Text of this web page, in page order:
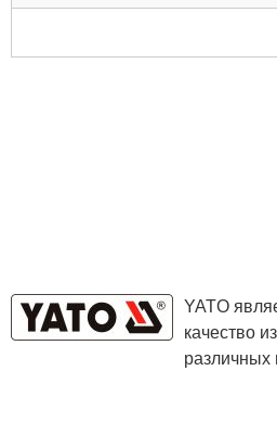
YATO
качество
различных